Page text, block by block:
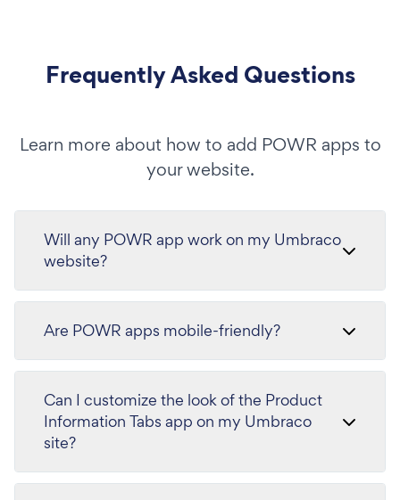
Frequently Asked Questions
Learn more about how to add POWR apps to
your website.
Will any POWR app work on my Umbraco
website?
Are POWR apps mobile-friendly?
Can I customize the look of the Product
Information Tabs app on my Umbraco
site?